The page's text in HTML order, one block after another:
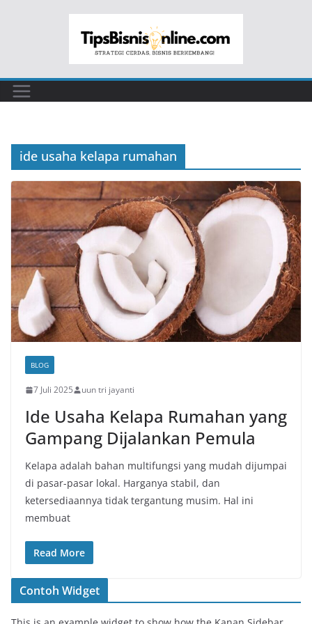
ide usaha kelapa rumahan
BLOG
7 Juli 2025 uun tri jayanti
Ide Usaha Kelapa Rumahan yang
Gampang Dijalankan Pemula
Kelapa adalah bahan multifungsi yang mudah dijumpai
di pasar-pasar lokal. Harganya stabil, dan
ketersediaannya tidak tergantung musim. Hal ini
membuat
Read More
Contoh Widget